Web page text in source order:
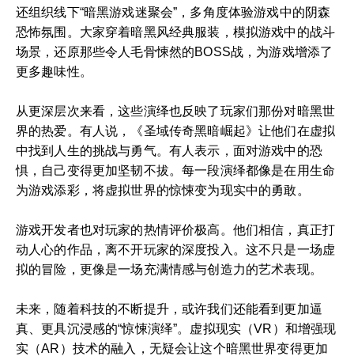
还组织线下“暗黑游戏迷聚会”，多角度体验游戏中的阴森
恐怖氛围。大家穿着暗黑风经典服装，模拟游戏中的战斗
场景，还原那些令人毛骨悚然的BOSS战，为游戏增添了
更多趣味性。
从更深层次来看，这些演绎也反映了玩家们那份对暗黑世
界的热爱。有人说，《圣域传奇黑暗崛起》让他们在虚拟
中找到人生的挑战与勇气。有人表示，面对游戏中的恐
惧，自己变得更加坚韧不拔。每一段演绎都像是在用生命
为游戏添彩，将虚拟世界的惊悚变为现实中的勇敢。
游戏开发者也对玩家的热情评价极高。他们相信，真正打
动人心的作品，离不开玩家的深度投入。这不只是一场虚
拟的冒险，更像是一场充满情感与创造力的艺术表现。
未来，随着科技的不断提升，或许我们还能看到更加逼
真、更具沉浸感的“惊悚演绎”。虚拟现实（VR）和增强现
实（AR）技术的融入，无疑会让这个暗黑世界变得更加